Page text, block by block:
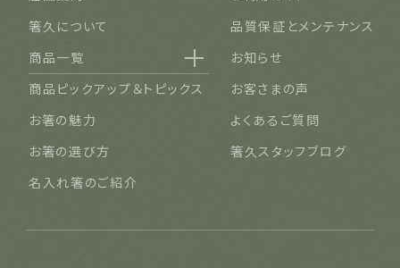
箸久について
品質保証とメンテナンス
商品一覧
名入れ可能なお箸
結婚祝い・結婚記念日
長寿祝い・賀寿（還暦・古希・米寿など）
ご夫婦・ご両親へ（夫婦箸）
お知らせ
商品ピックアップ＆トピックス
お客さまの声
お箸の魅力
よくあるご質問
お箸の選び方
箸久スタッフブログ
名入れ箸のご紹介